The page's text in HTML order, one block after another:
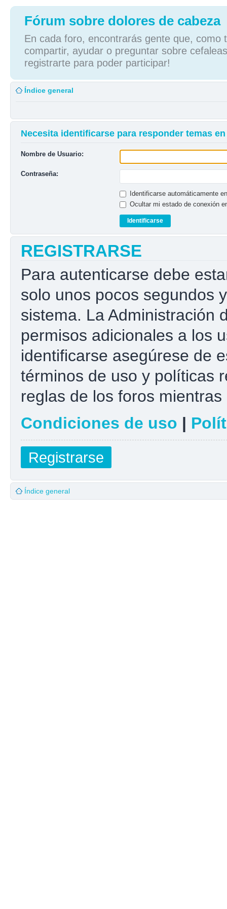
Fórum sobre dolores de cabeza
En cada foro, encontrarás gente que, como
compartir, ayudar o preguntar sobre
registrarte para poder participar!
Índice general
Necesita identificarse para responder temas
Nombre de Usuario:
Contraseña:
Identificarse automáticamente
Ocultar mi estado de conexión
REGISTRARSE
Para autenticarse debe
solo unos pocos segundos
sistema. La Administración
permisos adicionales a los
identificarse asegúrese de
términos de uso y políticas
reglas de los foros
Condiciones de uso |
Registrarse
Índice general